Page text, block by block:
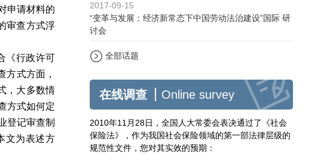
申请材料的
审查方式浮
《行政许可
方式方面，
，大多数情
方式如何定
登记审查制
文为表述方
2017-09-15
“变革与发展：经济新常态下中国劳动法治建设”国际 研
讨会
全部话题
在线调查 Online survey
2010年11月28日，全国人大常委会表决通过了《社会
保险法》，作为我国社会保险领域的第一部法律层级的
规范性文件，您对其实效的预期：